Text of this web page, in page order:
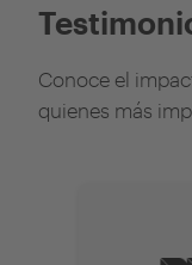
Conoce el
quienes más